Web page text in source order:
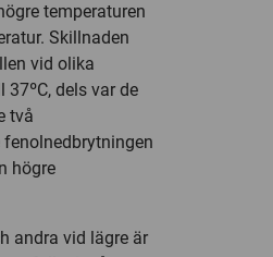
temperaturen
Skillnaden
vid olika
dels var de
två
högre
andra vid lägre är